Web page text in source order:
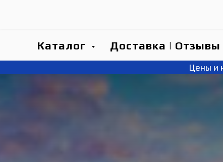
Каталог Доставка | Отзывы
Цены и